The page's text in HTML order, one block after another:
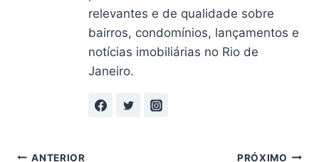
relevantes e de qualidade sobre
bairros, condomínios, lançamentos e
notícias imobiliárias no Rio de
Janeiro.
ANTERIOR PRÓXIMO